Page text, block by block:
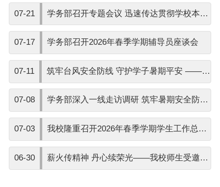
07-21 学务部召开专题会议 迅速传达贯彻学校本科
会精神 全面部署“学风建设与学生指导”指标
整改工作
07-17 学务部召开2026年春季学期辅导员座谈会
07-11 筑牢台风安全防线 守护学子暑期平安 ——
查防范工作
07-08 学务部深入一线走访调研 筑牢暑期安全防线
07-03 我校隆重召开2026年春季学期学生工作总结
06-30 薪火传精神 丹心续荣光——我校师生受邀参